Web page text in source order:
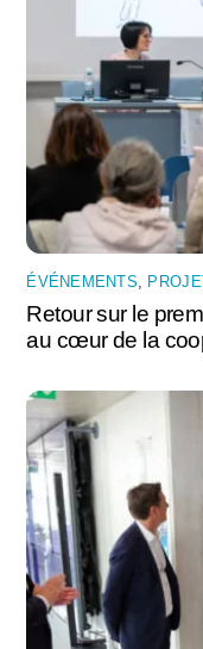
ÉVÉNEMENTS
Retour sur le
au cœur de la